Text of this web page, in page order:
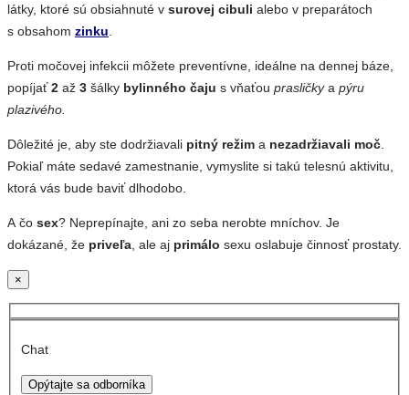
látky, ktoré sú obsiahnuté v surovej cibuli alebo v preparátoch
s obsahom zinku
Proti močovej infekcii môžete preventívne, ideálne na dennej báze,
popíjať2 až 3 šálky bylinného čaju s vňaťou prasličkya pýru
plazivého.
Dôležité je, aby ste dodržiavali pitný režim a nezadržiavali moč
Pokiaľ máte sedavé zamestnanie, vymyslite si takú telesnú aktivitu,
ktorá vás bude baviť dlhodobo.
A čo sex? Neprepínajte, ani zo seba nerobte mníchov. Je
dokázané, že priveľa , ale aj primálo sexu oslabuje činnosť prostaty.
×
Chat
Opýtajte sa odborníka